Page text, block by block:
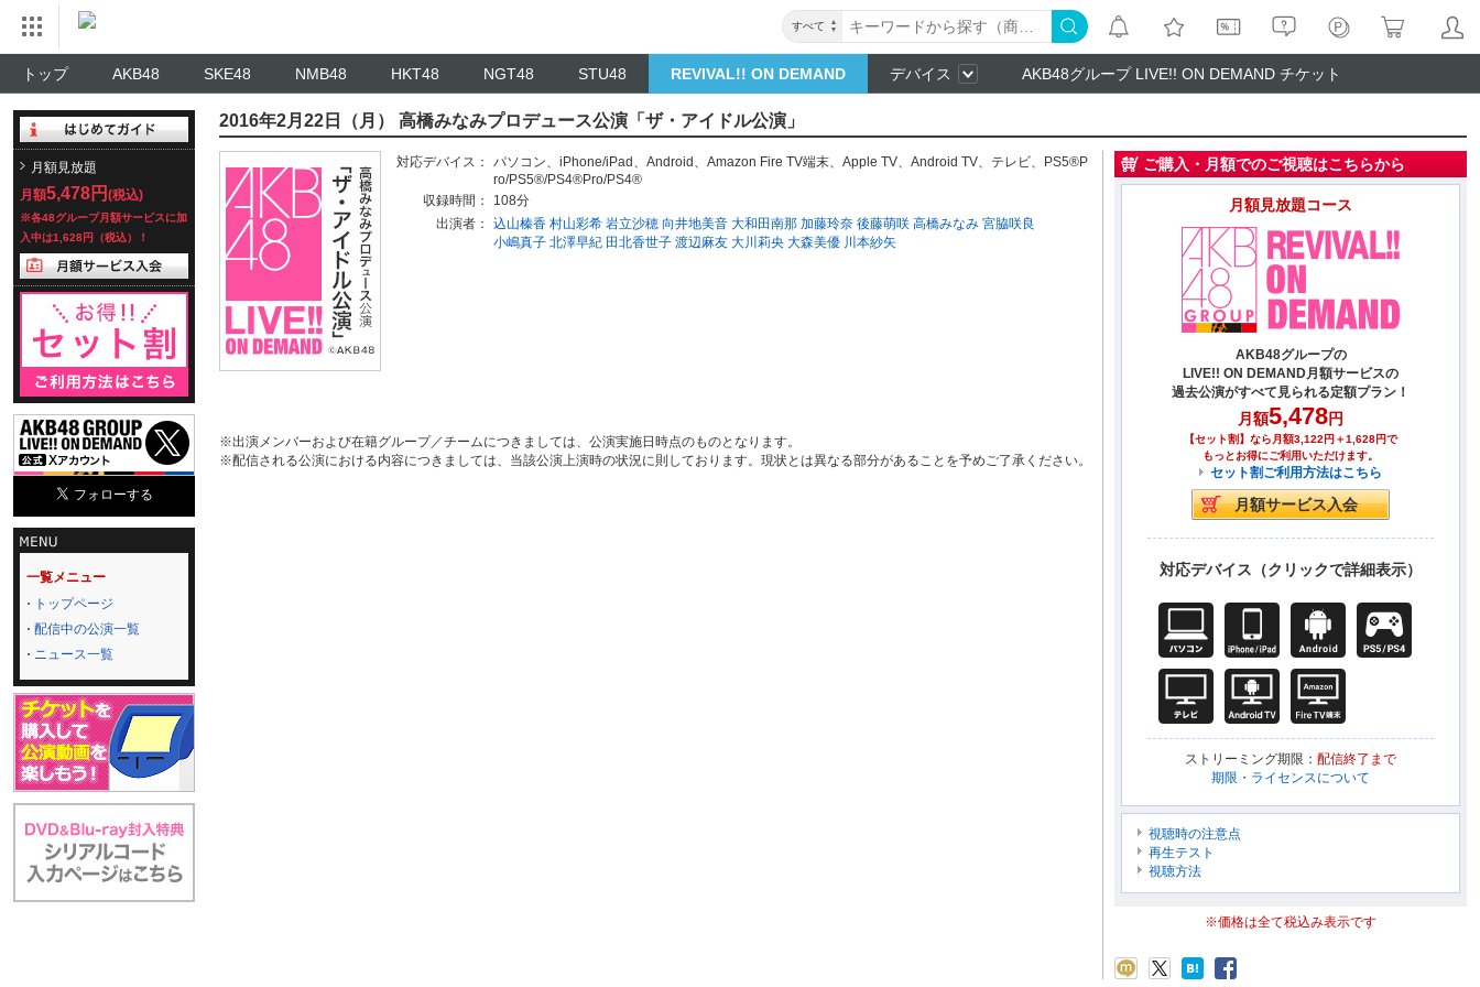
すべて
トップ AKB48 SKE48 NMB48 HKT48 NGT48 STU48 REVIVAL!! ON DEMAND デバイス AKB48グループ LIVE!! ON DEMAND チケット
月額見放題
月額5,478円 (税込)
※各48グループ月額サービスに加
入中は1,628円（税込）！
一覧メニュー
トップページ
配信中の公演一覧
ニュース一覧
2016年2月22日（月） 高橋みなみプロデュース公演「ザ・アイドル公演」
対応デバイス： パソコン、 iPhone/iPad 、 Android 、 Amazon Fire TV端末、 Apple TV、 Android TV、 テレビ、
PS5®P
ro/PS5®/PS4®Pro/PS4®
収録時間：
108分
出演者：
込山榛香 村山彩希 岩立沙穂 向井地美音 大和田南那 加藤玲奈 後藤萌咲 高橋みなみ 宮脇咲良
小嶋真子 北澤早紀 田北香世子 渡辺麻友 大川莉央 大森美優 川本紗矢
※出演メンバーおよび在籍グループ／チームにつきましては、公演実施日時点のものとなります。
※配信される公演における内容につきましては、当該公演上演時の状況に則しております。現状とは異なる部分があることを予めご了承ください。
ご購入・月額でのご視聴はこちらから
月額見放題コース
AKB48グループの
LIVE!! ON DEMAND月額サービスの
過去公演がすべて見られる定額プラン！
月額5,478円
【セット割】なら月額3,122円＋1,628円で
もっとお得にご利用いただけます。
セット割ご利用方法はこちら
対応デバイス（クリックで詳細表示）
ストリーミング期限： 配信終了まで
期限・ライセンスについて
視聴時の注意点
再生テスト
視聴方法
※価格は全て税込み表示です